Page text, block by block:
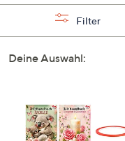
Filter
Deine Auswahl: